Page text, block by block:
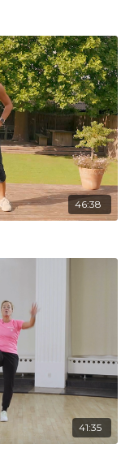
46:38
41:35